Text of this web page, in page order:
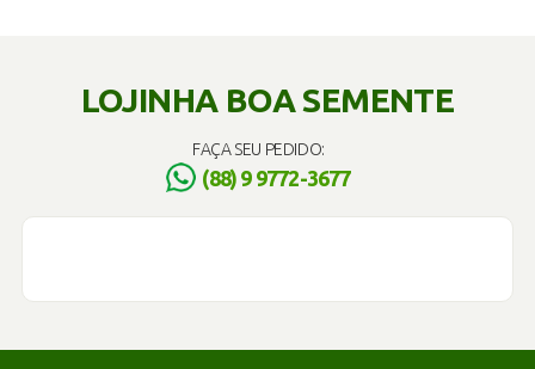
LOJINHA BOA SEMENTE
FAÇA SEU PEDIDO:
(88) 9 9772-3677